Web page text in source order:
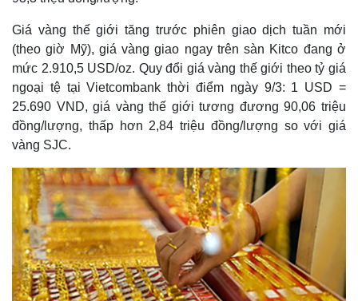
Giá vàng thế giới tăng trước phiên giao dịch tuần mới
(theo giờ Mỹ), giá vàng giao ngay trên sàn Kitco đang ở
mức 2.910,5 USD/oz. Quy đổi giá vàng thế giới theo tỷ giá
ngoại tệ tại Vietcombank thời điểm ngày 9/3: 1 USD =
25.690 VND, giá vàng thế giới tương đương 90,06 triệu
đồng/lượng, thấp hơn 2,84 triệu đồng/lượng so với giá
vàng SJC.